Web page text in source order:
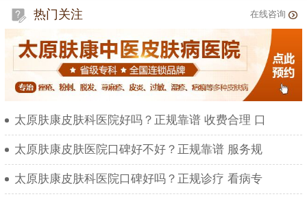
热门关注 在线咨询
太原肤康皮肤科医院好吗？正规靠谱 收费合理 口
太原肤康皮肤医院口碑好不好？正规靠谱 服务规
太原肤康皮肤科医院口碑好吗？正规诊疗 看病专